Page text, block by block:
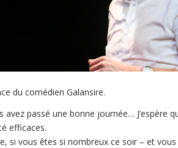
du comédien Galansire.
avez passé une bonne journée… J’espère
efficaces.
si vous êtes si nombreux ce soir – et